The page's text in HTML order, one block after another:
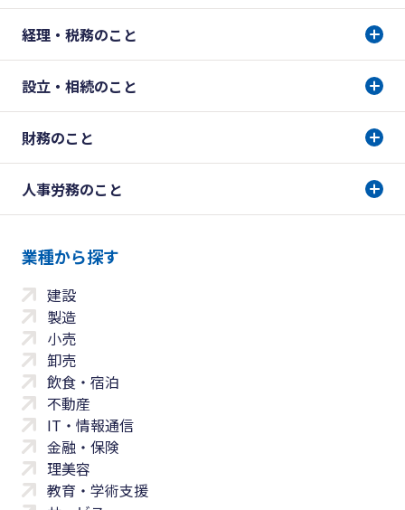
経理・税務のこと
設立・相続のこと
財務のこと
人事労務のこと
業種から探す
建設
製造
小売
卸売
飲食・宿泊
不動産
IT・情報通信
金融・保険
理美容
教育・学術支援